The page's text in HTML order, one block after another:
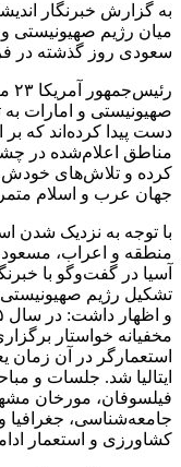
به گزارش خبرنگار
میان رژیم صهیونیستی
سعودی روز گذشته در
صهیونیستی و امارات
دست پیدا کرده‌اند که
مناطق اعلام‌شده در
کرده و تلاش‌های خودش
جهان عرب و اسلام
با توجه به نزدیک شدن
منطقه و اعراب،
آسیا در گفت‌وگو با
تشکیل رژیم
مخفیانه خواستار
استعمارگر در آن زمان
فیلسوفان، مورخان
جامعه‌شناسی، جغرافیا
کشاورزی و استعمار